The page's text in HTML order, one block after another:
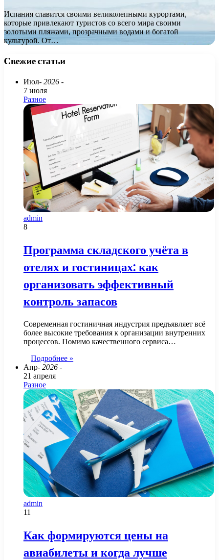
Испания славится своими великолепными курортами,
которые привлекают туристов со всего мира своими
золотыми пляжами, прозрачными водами и богатой
культурой. От…
Свежие статьи
Июл- 2026 -
7 июля
Разное
admin
8
Программа складского учёта в
отелях и гостиницах: как
организовать эффективный
контроль запасов
Современная гостиничная индустрия предъявляет всё
более высокие требования к организации внутренних
процессов. Помимо качественного сервиса…
Подробнее »
Апр- 2026 -
21 апреля
Разное
admin
11
Как формируются цены на
авиабилеты и когда лучше